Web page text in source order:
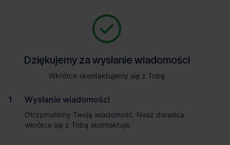
Dziękujemy za wysłanie wiadomości
Wkrótce skontaktujemy się z Tobą
Wysłanie wiadomości
Otrzymaliśmy Twoją wiadomość. Nasz doradca
wkrótce się z Tobą skontaktuje.
Jesteśmy tu, żeby Ci pomóc. Niezależnie od tego, na jakim etapie
pomożemy Ci wybrać najlepszą ofertę. Napisz do nas!
Imię i nazwisko
Dziękujemy za wysłanie wiadomości
Wkrótce skontaktujemy się z Tobą
Wysłanie wiadomości
Otrzymaliśmy Twoją wiadomość. Nasz doradca
wkrótce się z Tobą skontaktuje.